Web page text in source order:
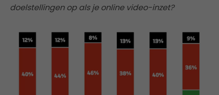
doelstellingen op als je online video-inzet?